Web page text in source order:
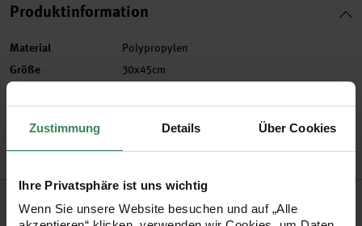
Zustimmung Details Über Cookies
Ihre Privatsphäre ist uns wichtig
Wenn Sie unsere Website besuchen und auf „Alle
Produktinformation
Material Polypropylen
Größe 30x45cm
Bestell-Nr.
Produktbeschreibung